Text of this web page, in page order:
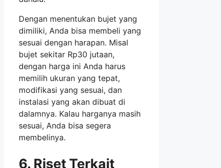
Dengan menentukan bujet yang
dimiliki, Anda bisa membeli yang
sesuai dengan harapan. Misal
bujet sekitar Rp30 jutaan,
dengan harga ini Anda harus
memilih ukuran yang tepat,
modifikasi yang sesuai, dan
instalasi yang akan dibuat di
dalamnya. Kalau harganya masih
sesuai, Anda bisa segera
membelinya.
6. Riset Terkait